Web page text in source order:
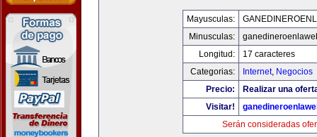
Mayusculas:
Minusculas:
Longitud:
17 caracteres
Categorias:
Internet, Negocios
Precio:
Realizar una
Visitar!
Serán consideradas